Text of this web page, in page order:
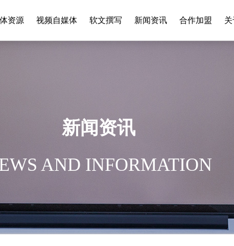
资源 视频自媒体 软文撰写 新闻资讯 合作加盟
新闻资讯
AND INFORMATION